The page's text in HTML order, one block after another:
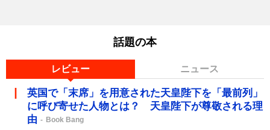
話題の本
レビュー ニュース
英国で「末席」を用意された天皇陛下を「最前列」
に呼び寄せた人物とは？ 天皇陛下が尊敬される理
由
Book Bang